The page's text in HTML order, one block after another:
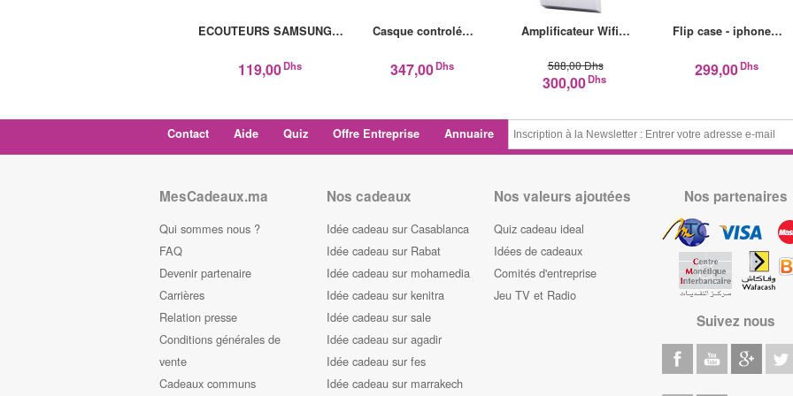
ECOUTEURS SAMSUNG…
119,00Dhs
Casque controlé…
347,00Dhs
Amplificateur Wifi…
588,00 Dhs
300,00Dhs
Flip case - iphone…
299,00Dhs
Contact Aide Quiz Offre Entreprise Annuaire
MesCadeaux.ma
Qui sommes nous ?
FAQ
Devenir partenaire
Carrières
Relation presse
Conditions générales de
vente
Cadeaux communs
Nos cadeaux
Idée cadeau sur Casablanca
Idée cadeau sur Rabat
Idée cadeau sur mohamedia
Idée cadeau sur kenitra
Idée cadeau sur sale
Idée cadeau sur agadir
Idée cadeau sur fes
Idée cadeau sur marrakech
Nos valeurs ajoutées
Quiz cadeau ideal
Idées de cadeaux
Comités d'entreprise
Jeu TV et Radio
Nos partenaires
Suivez nous